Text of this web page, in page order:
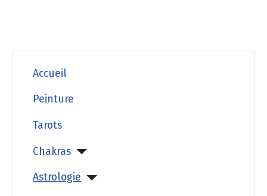
Accueil
Peinture
Tarots
Chakras
Astrologie